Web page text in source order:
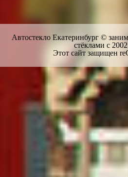
Автостекло Екатеринбург ©
стёклами с
Этот сайт защищен